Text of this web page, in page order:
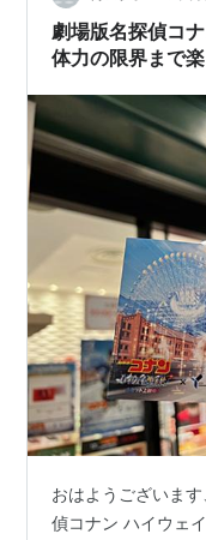
劇場版名探偵コ
体力の限界まで
おはようございま
偵コナン ハイウェ